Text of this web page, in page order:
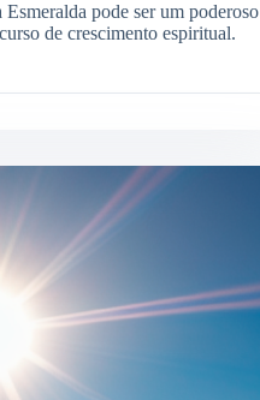
pode ser um poderoso
de crescimento espiritual.